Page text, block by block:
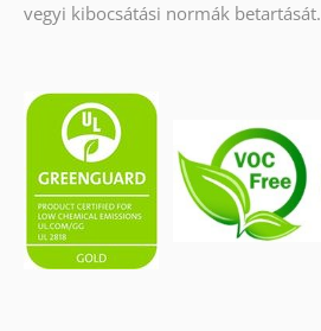
vegyi kibocsátási normák betartását.